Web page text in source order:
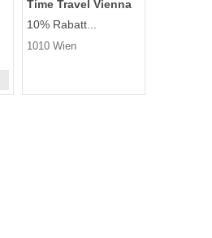
Time Travel Vienna
10% Rabatt...
1010 Wien